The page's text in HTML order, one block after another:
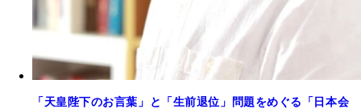
「天皇陛下のお言葉」と「生前退位」問題をめぐる「日本会